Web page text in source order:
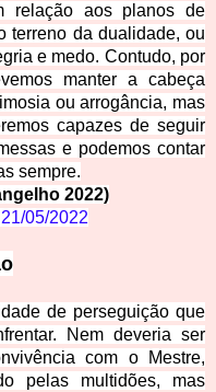
relação aos planos de
terreno da dualidade, ou
e medo. Contudo, por
manter a cabeça
ou arrogância, mas
capazes de seguir
e podemos contar
sempre.
2022)
21/05/2022
de perseguição que
Nem deveria ser
com o Mestre,
pelas multidões, mas